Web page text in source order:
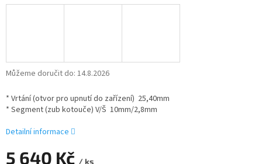
5 640 Kč / ks
Můžeme doručit do: 14.8.2026
* Vrtání (otvor pro upnutí do zařízení) 25,40mm
* Segment (zub kotouče) V/Š 10mm/2,8mm
Detailní informace